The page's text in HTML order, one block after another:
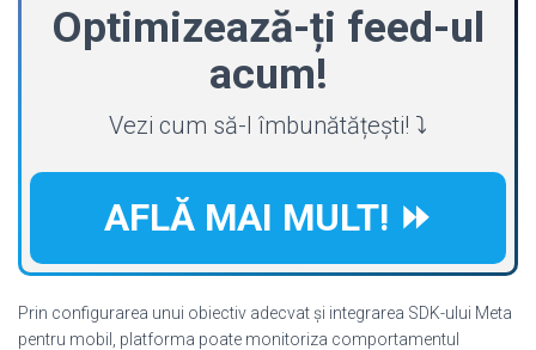
Optimizează-ți feed-ul
acum!
Vezi cum să-l îmbunătățești! ⤵️
AFLĂ MAI MULT! ⏩
Prin configurarea unui obiectiv adecvat și integrarea SDK-ului Meta
pentru mobil, platforma poate monitoriza comportamentul